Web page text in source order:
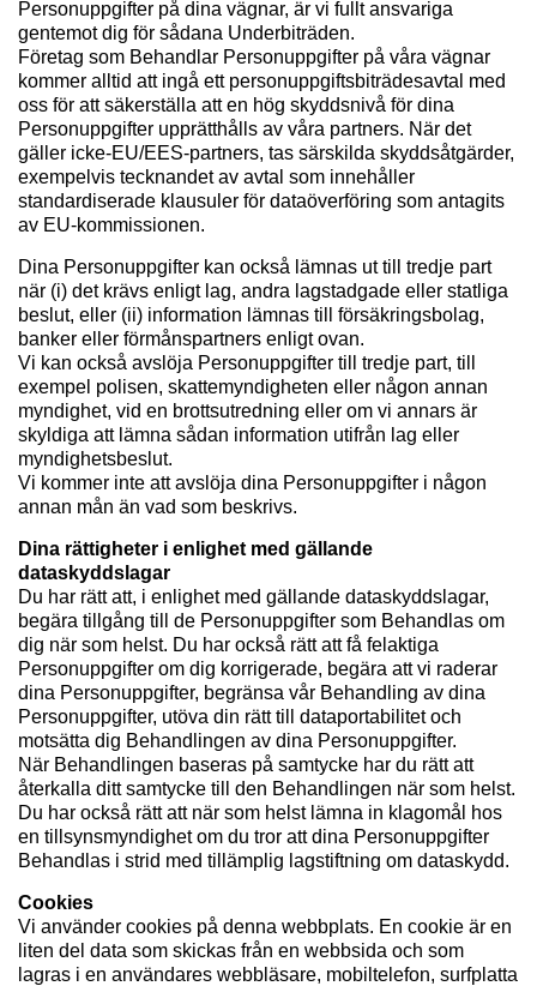
Personuppgifter på dina vägnar, är vi fullt ansvariga
gentemot dig för sådana Underbiträden.
Företag som Behandlar Personuppgifter på våra vägnar
kommer alltid att ingå ett personuppgiftsbiträdesavtal med
oss för att säkerställa att en hög skyddsnivå för dina
Personuppgifter upprätthålls av våra partners. När det
gäller icke-EU/EES-partners, tas särskilda skyddsåtgärder,
exempelvis tecknandet av avtal som innehåller
standardiserade klausuler för dataöverföring som antagits
av EU-kommissionen.
Dina Personuppgifter kan också lämnas ut till tredje part
när (i) det krävs enligt lag, andra lagstadgade eller statliga
beslut, eller (ii) information lämnas till försäkringsbolag,
banker eller förmånspartners enligt ovan.
Vi kan också avslöja Personuppgifter till tredje part, till
exempel polisen, skattemyndigheten eller någon annan
myndighet, vid en brottsutredning eller om vi annars är
skyldiga att lämna sådan information utifrån lag eller
myndighetsbeslut.
Vi kommer inte att avslöja dina Personuppgifter i någon
annan mån än vad som beskrivs.
Dina rättigheter i enlighet med gällande
dataskyddslagar
Du har rätt att, i enlighet med gällande dataskyddslagar,
begära tillgång till de Personuppgifter som Behandlas om
dig när som helst. Du har också rätt att få felaktiga
Personuppgifter om dig korrigerade, begära att vi raderar
dina Personuppgifter, begränsa vår Behandling av dina
Personuppgifter, utöva din rätt till dataportabilitet och
motsätta dig Behandlingen av dina Personuppgifter.
När Behandlingen baseras på samtycke har du rätt att
återkalla ditt samtycke till den Behandlingen när som helst.
Du har också rätt att när som helst lämna in klagomål hos
en tillsynsmyndighet om du tror att dina Personuppgifter
Behandlas i strid med tillämplig lagstiftning om dataskydd.
Cookies
Vi använder cookies på denna webbplats. En cookie är en
liten del data som skickas från en webbsida och som
lagras i en användares webbläsare, mobiltelefon, surfplatta